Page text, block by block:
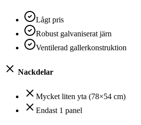
Lågt pris
Robust galvaniserat järn
Ventilerad gallerkonstruktion
Nackdelar
Mycket liten yta (78×54 cm)
Endast 1 panel